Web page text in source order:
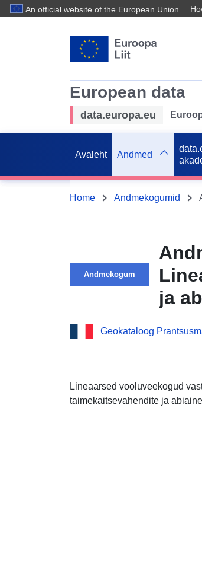
An official website of the European Union
European data
data.europa.eu
Avaleht Andmed
Home Andmekogumid
Andmekogum
ja
Geokataloog
Lineaarsed vooluveekogud
taimekaitsevahendite ja